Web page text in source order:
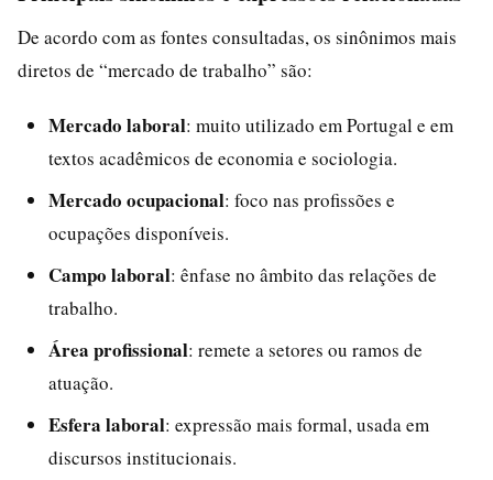
De acordo com as fontes consultadas, os sinônimos mais
diretos de “mercado de trabalho” são:
Mercado laboral: muito utilizado em Portugal e em
textos acadêmicos de economia e sociologia.
Mercado ocupacional: foco nas profissões e
ocupações disponíveis.
Campo laboral: ênfase no âmbito das relações de
trabalho.
Área profissional: remete a setores ou ramos de
atuação.
Esfera laboral: expressão mais formal, usada em
discursos institucionais.